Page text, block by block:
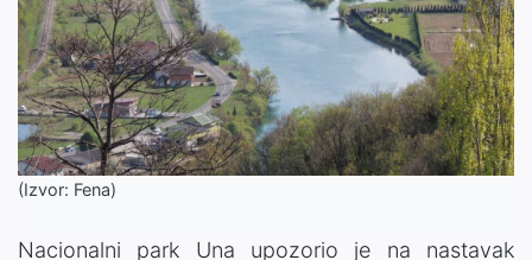
(Izvor: Fena)
Nacionalni park Una upozorio je na nastavak